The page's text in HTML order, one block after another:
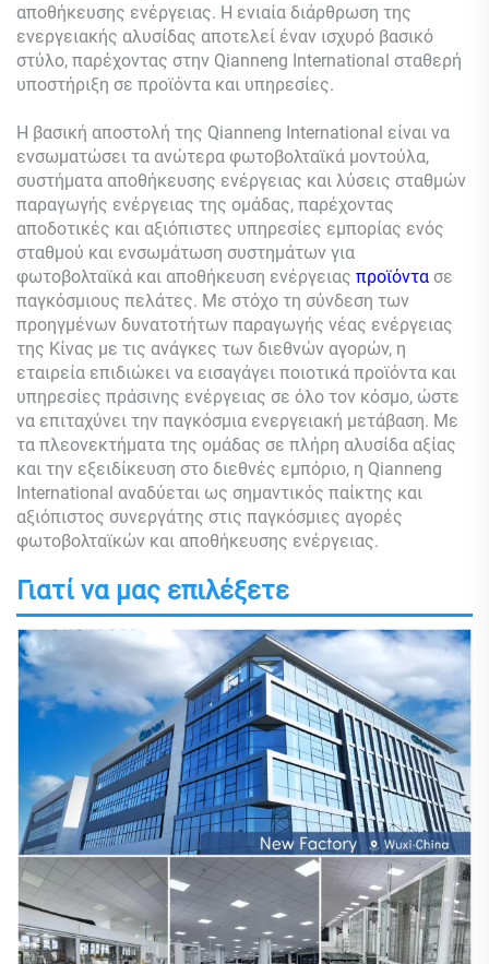
αποθήκευσης ενέργειας. Η ενιαία διάρθρωση της
ενεργειακής αλυσίδας αποτελεί έναν ισχυρό βασικό
στύλο, παρέχοντας στην Qianneng International σταθερή
υποστήριξη σε προϊόντα και υπηρεσίες.
Η βασική αποστολή της Qianneng International είναι να
ενσωματώσει τα ανώτερα φωτοβολταϊκά μοντούλα,
συστήματα αποθήκευσης ενέργειας και λύσεις σταθμών
παραγωγής ενέργειας της ομάδας, παρέχοντας
αποδοτικές και αξιόπιστες υπηρεσίες εμπορίας ενός
σταθμού και ενσωμάτωση συστημάτων για
φωτοβολταϊκά και αποθήκευση ενέργειας προϊόντα σε
παγκόσμιους πελάτες. Με στόχο τη σύνδεση των
προηγμένων δυνατοτήτων παραγωγής νέας ενέργειας
της Κίνας με τις ανάγκες των διεθνών αγορών, η
εταιρεία επιδιώκει να εισαγάγει ποιοτικά προϊόντα και
υπηρεσίες πράσινης ενέργειας σε όλο τον κόσμο, ώστε
να επιταχύνει την παγκόσμια ενεργειακή μετάβαση. Με
τα πλεονεκτήματα της ομάδας σε πλήρη αλυσίδα αξίας
και την εξειδίκευση στο διεθνές εμπόριο, η Qianneng
International αναδύεται ως σημαντικός παίκτης και
αξιόπιστος συνεργάτης στις παγκόσμιες αγορές
φωτοβολταϊκών και αποθήκευσης ενέργειας.
Γιατί να μας επιλέξετε